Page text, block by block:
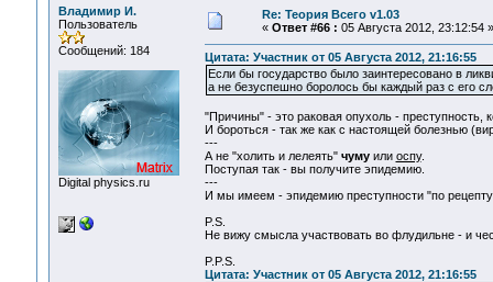
Владимир И.
Пользователь
Сообщений: 184
Digital physics.ru
Re: Теория Всего v1.03
« Ответ #66 : 05 Августа 2012, 23:12:54 »
Цитата: Участник от 05 Августа 2012, 21:16:55
Если бы государство было заинтересовано в
а не безуспешно боролось бы каждый раз с его
"Причины" - это раковая опухоль - преступность,
И бороться - так же как с настоящей болезнью
---
А не "холить и лелеять" чумуили оспу.
Поступая так - вы получите эпидемию.
---
И мы имеем - эпидемию преступности "по
P.S.
Не вижу смысла участвовать во флудильне - и
P.P.S.
Цитата: Участник от 05 Августа 2012, 21:16:55